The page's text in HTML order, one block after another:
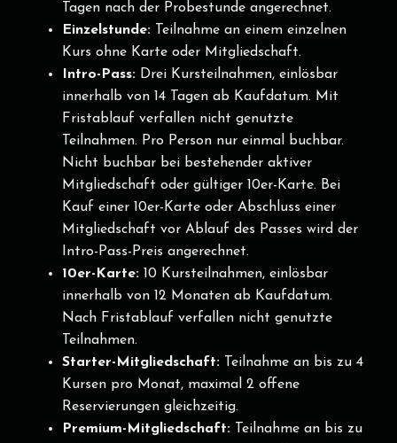
Tagen nach der Probestunde angerechnet.
Einzelstunde: Teilnahme an einem einzelnen
Kurs ohne Karte oder Mitgliedschaft.
Intro-Pass: Drei Kursteilnahmen, einlösbar
innerhalb von 14 Tagen ab Kaufdatum. Mit
Fristablauf verfallen nicht genutzte
Teilnahmen. Pro Person nur einmal buchbar.
Nicht buchbar bei bestehender aktiver
Mitgliedschaft oder gültiger 10er-Karte. Bei
Kauf einer 10er-Karte oder Abschluss einer
Mitgliedschaft vor Ablauf des Passes wird der
Intro-Pass-Preis angerechnet.
10er-Karte: 10 Kursteilnahmen, einlösbar
innerhalb von 12 Monaten ab Kaufdatum.
Nach Fristablauf verfallen nicht genutzte
Teilnahmen.
Starter-Mitgliedschaft: Teilnahme an bis zu 4
Kursen pro Monat, maximal 2 offene
Reservierungen gleichzeitig.
Premium-Mitgliedschaft: Teilnahme an bis zu